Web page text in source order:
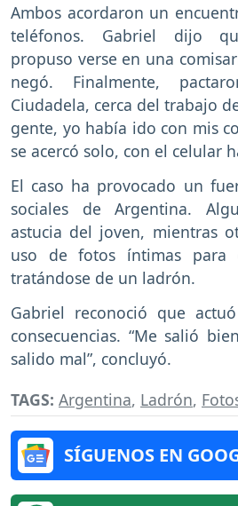
Ambos acordaron un
teléfonos. Gabriel dijo
propuso verse en una
negó. Finalmente,
Ciudadela, cerca del trabajo
gente, yo había ido con mis
se acercó solo, con el celular
El caso ha provocado un
sociales de Argentina.
astucia del joven, mientras
uso de fotos íntimas para
tratándose de un ladrón.
Gabriel reconoció que
consecuencias. “Me salió
salido mal”, concluyó.
TAGS: Argentina, Ladrón,
SÍGUENOS EN